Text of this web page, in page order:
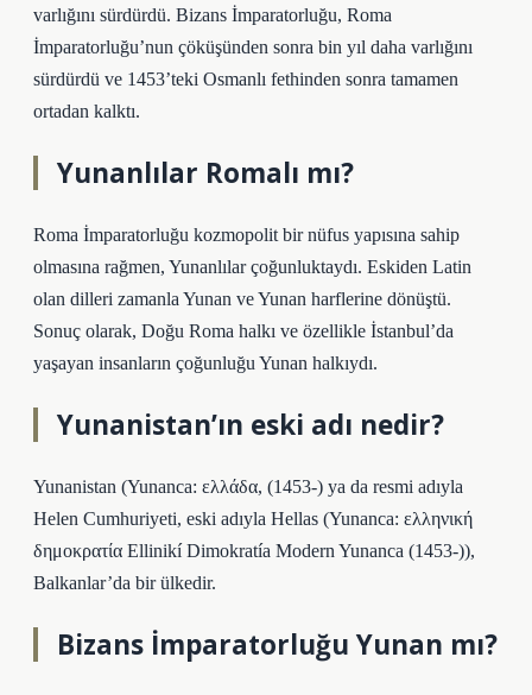
varlığını sürdürdü. Bizans İmparatorluğu, Roma
İmparatorluğu’nun çöküşünden sonra bin yıl daha varlığını
sürdürdü ve 1453’teki Osmanlı fethinden sonra tamamen
ortadan kalktı.
Yunanlılar Romalı mı?
Roma İmparatorluğu kozmopolit bir nüfus yapısına sahip
olmasına rağmen, Yunanlılar çoğunluktaydı. Eskiden Latin
olan dilleri zamanla Yunan ve Yunan harflerine dönüştü.
Sonuç olarak, Doğu Roma halkı ve özellikle İstanbul’da
yaşayan insanların çoğunluğu Yunan halkıydı.
Yunanistan’ın eski adı nedir?
Yunanistan (Yunanca: ελλάδα, (1453-) ya da resmi adıyla
Helen Cumhuriyeti, eski adıyla Hellas (Yunanca: ελληνική
δημοκρατία Ellinikí Dimokratía Modern Yunanca (1453-)),
Balkanlar’da bir ülkedir.
Bizans İmparatorluğu Yunan mı?